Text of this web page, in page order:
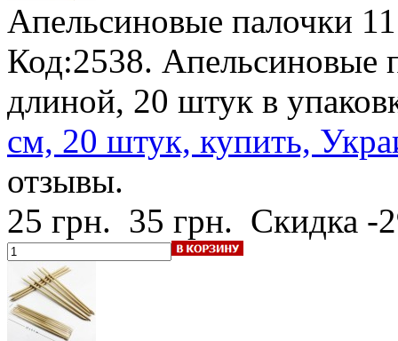
Апельсиновые палочки
Код:2538. Апельсиновые
длиной, 20 штук в
см, 20 штук, купить,
отзывы.
25 грн. 35 грн. Скидка -